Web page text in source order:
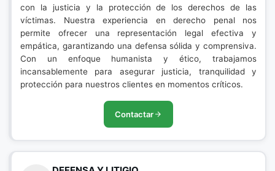
con la justicia y la protección de los derechos de las
víctimas. Nuestra experiencia en derecho penal nos
permite ofrecer una representación legal efectiva y
empática, garantizando una defensa sólida y comprensiva.
Con un enfoque humanista y ético, trabajamos
incansablemente para asegurar justicia, tranquilidad y
protección para nuestros clientes en momentos críticos.
Contactar